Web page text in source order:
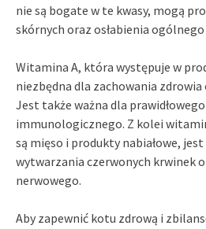
nie są bogate w te kwasy, mogą
skórnych oraz osłabienia
Witamina A, która występuje w
niezbędna dla zachowania zdrowia
Jest także ważna dla
immunologicznego. Z kolei
są mięso i produkty nabiałowe,
wytwarzania czerwonych krwinek
nerwowego.
Aby zapewnić kotu zdrową i